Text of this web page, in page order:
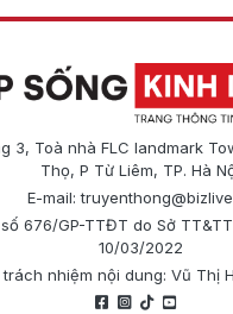
3, Toà nhà FLC landmark
Thọ, P Từ Liêm, TP. Hà
E-mail:
676/GP-TTĐT do Sở
10/03/2022
nhiệm nội dung: Vũ Thị